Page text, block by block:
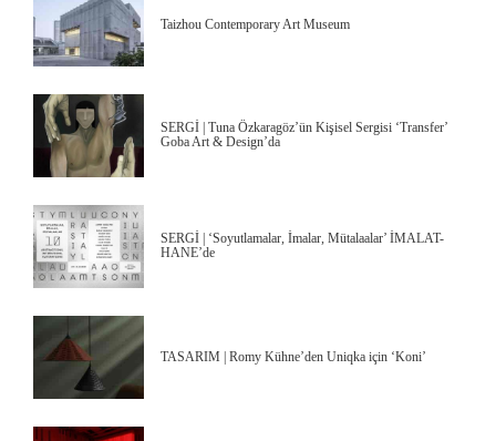
Taizhou Contemporary Art Museum
SERGİ | Tuna Özkaragöz’ün Kişisel Sergisi ‘Transfer’
Goba Art & Design’da
SERGİ | ‘Soyutlamalar, İmalar, Mütalaalar’ İMALAT-
HANE’de
TASARIM | Romy Kühne’den Uniqka için ‘Koni’